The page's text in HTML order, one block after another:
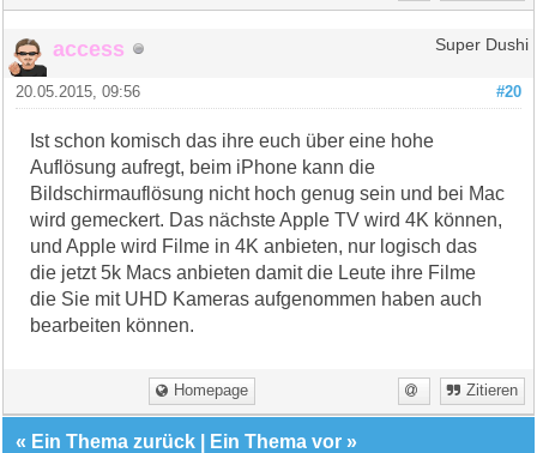
access Super Dushi
#20
20.05.2015, 09:56
Ist schon komisch das ihre euch über eine hohe
Auflösung aufregt, beim iPhone kann die
Bildschirmauflösung nicht hoch genug sein und bei Mac
wird gemeckert. Das nächste Apple TV wird 4K können,
und Apple wird Filme in 4K anbieten, nur logisch das
die jetzt 5k Macs anbieten damit die Leute ihre Filme
die Sie mit UHD Kameras aufgenommen haben auch
bearbeiten können.
Homepage Zitieren
« Ein Thema zurück Ein Thema vor »